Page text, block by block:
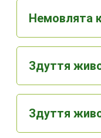
Немовлята
Здуття
Здуття